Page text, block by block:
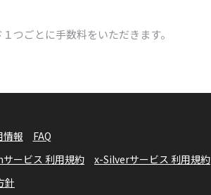
つごとに手数料をいただきます。
情報
FAQ
ービス 利用規約
x-Silverサービス 利用規約
針